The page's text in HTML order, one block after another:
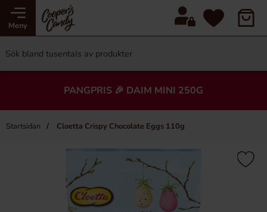
Meny
PANGPRIS 🎉 DAIM MINI 250G
Startsidan Cloetta Crispy Chocolate Eggs 110g